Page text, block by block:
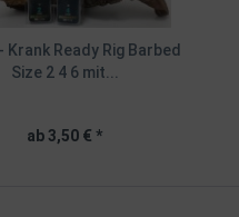
Krank Ready Rig Barbed
Size 2 4 6 mit...
ab 3,50 € *